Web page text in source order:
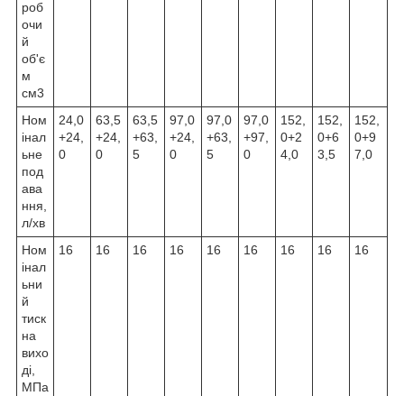
роб
очи
й
об'є
м
см3
Ном
інал
ьне
под
ава
ння,
л/хв
24,0
+24,
0
63,5
+24,
0
63,5
+63,
5
97,0
+24,
0
97,0
+63,
5
97,0
+97,
0
152,
0+2
4,0
152,
0+6
3,5
152,
0+9
7,0
Ном
інал
ьни
й
тиск
на
вихо
ді,
МПа
16 16 16 16 16 16 16 16 16